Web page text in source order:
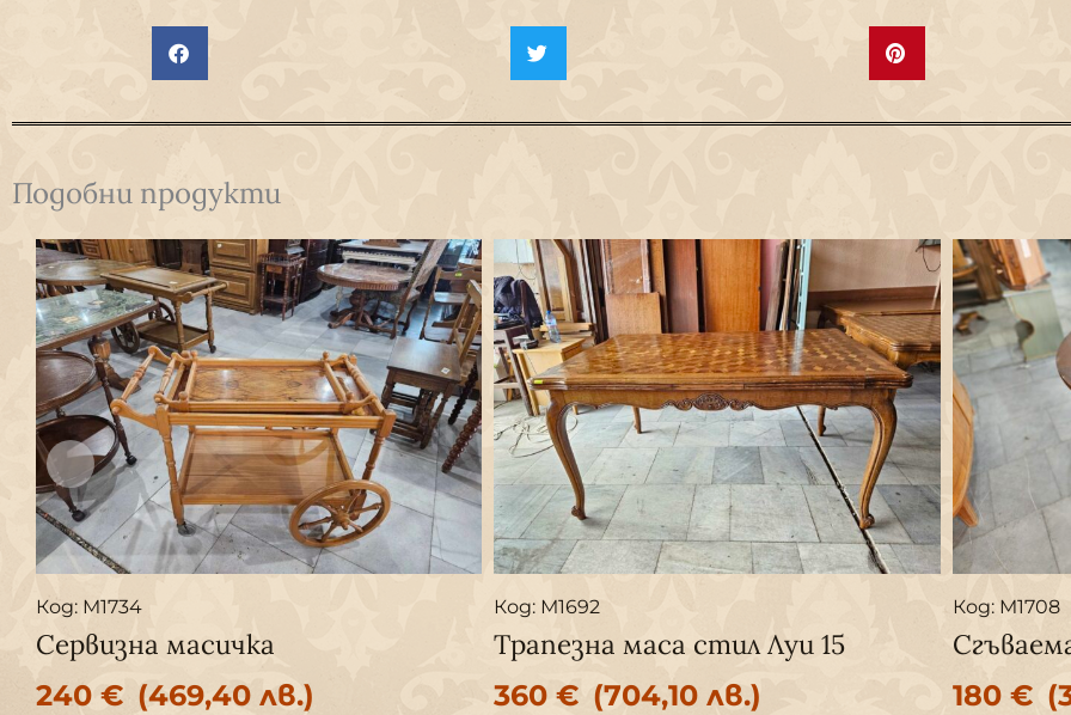
Подобни продукти
Код: M1734
Сервизна масичка
240€ (469,40 лв.)
Код: М1692
Трапезна маса стил Луи 15
360€ (704,10 лв.)
Код: M1708
180 €